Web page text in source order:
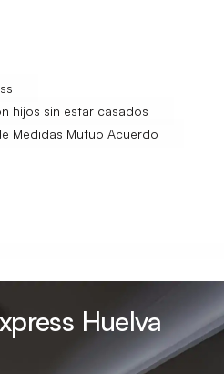
hijos sin estar casados
Medidas Mutuo Acuerdo
Huelva